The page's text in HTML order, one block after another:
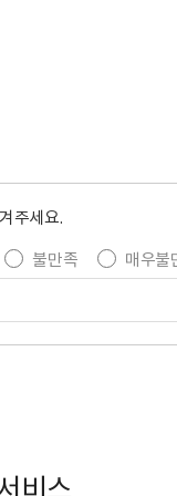
주세요.
불만족
매우불